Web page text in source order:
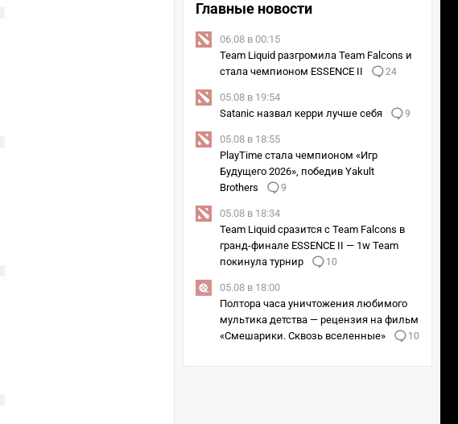
Главные новости
06.08 в 00:15
Team Liquid разгромила Team Falcons и
стала чемпионом ESSENCE II
24
05.08 в 19:54
Satanic назвал керри лучше себя
9
05.08 в 18:55
PlayTime стала чемпионом «Игр
Будущего 2026», победив Yakult
Brothers
9
05.08 в 18:34
Team Liquid сразится с Team Falcons в
гранд-финале ESSENCE II — 1w Team
покинула турнир
10
05.08 в 18:00
Полтора часа уничтожения любимого
мультика детства — рецензия на фильм
«Смешарики. Сквозь вселенные»
10